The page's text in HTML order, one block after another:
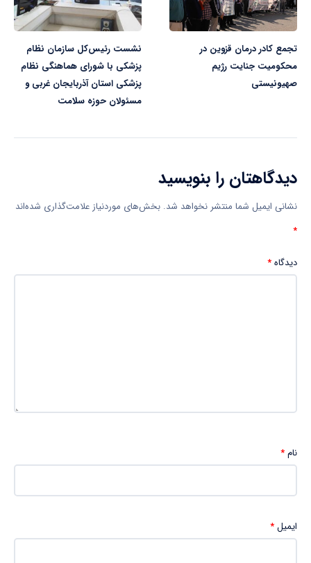
تجمع کادر درمان قزوین در
محکومیت جنایت رژیم
صهیونیستی
نشست رئیس‌کل سازمان نظام
پزشکی با شورای هماهنگی نظام
پزشکی استان آذربایجان غربی و
مسئولان حوزه سلامت
دیدگاهتان را بنویسید
نشانی ایمیل شما منتشر نخواهد شد. بخش‌های موردنیاز علامت‌گذاری شده‌اند
*
دیدگاه*
نام*
ایمیل*